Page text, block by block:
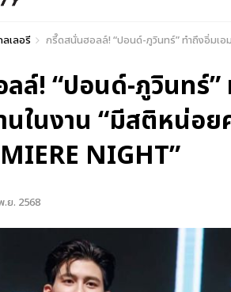
เลอรี กรี๊ดสนั่นฮอลล์! “ปอนด์-ภูวินทร์” ทำถึงอิ่มเ
ล์! “ปอนด์-ภูวินทร์”
นในงาน “มีสติหน่อ
NIGHT”
.ย. 2568